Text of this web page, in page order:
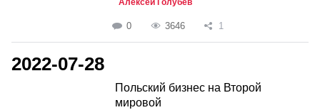
0 3646 1
2022-07-28
Польский бизнес на Второй
мировой